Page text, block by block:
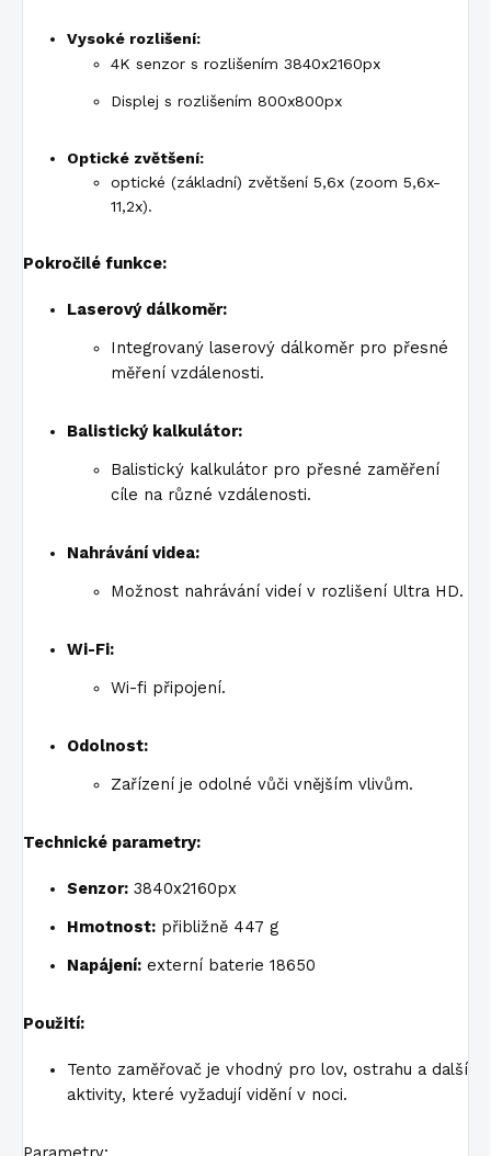
Vysoké rozlišení:
4K senzor s rozlišením 3840x2160px
Displej s rozlišením 800x800px
Optické zvětšení:
optické (základní) zvětšení 5,6x (zoom 5,6x-
11,2x).
Pokročilé funkce:
Laserový dálkoměr:
Integrovaný laserový dálkoměr pro přesné
měření vzdálenosti.
Balistický kalkulátor:
Balistický kalkulátor pro přesné zaměření
cíle na různé vzdálenosti.
Nahrávání videa:
Možnost nahrávání videí v rozlišení Ultra HD.
Wi-Fi:
Wi-fi připojení.
Odolnost:
Zařízení je odolné vůči vnějším vlivům.
Technické parametry:
Senzor: 3840x2160px
Hmotnost: přibližně 447 g
Napájení: externí baterie 18650
Použití:
Tento zaměřovač je vhodný pro lov, ostrahu a další
aktivity, které vyžadují vidění v noci.